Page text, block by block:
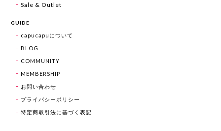
Sale & Outlet
GUIDE
capucapuについて
BLOG
COMMUNITY
MEMBERSHIP
お問い合わせ
プライバシーポリシー
特定商取引法に基づく表記